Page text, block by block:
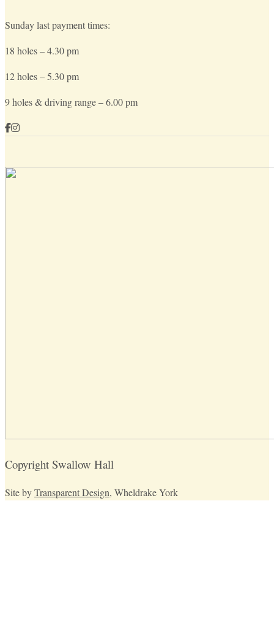
Sunday last payment times:
18 holes – 4.30 pm
12 holes – 5.30 pm
9 holes & driving range – 6.00 pm
Copyright Swallow Hall
Site byTransparent Design, Wheldrake York